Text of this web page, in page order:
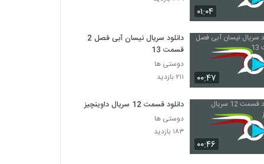
قسمت چهاردهم ممنوعه (online) قانونی'
۵۰۶ بازدید
دانلود قسمت هفتم فصل دوم سریال ممنوعه
ممنوعه (online)
۱۸۸ بازدید
۰۱:۰۴
۰۰:۴۷
دانلود سریال نیسان آبی فصل 2
قسمت 13
دوستی ها
۲۱۱ بازدید
۰۰:۴۶
دانلود قسمت 12 سریال داوینچیز
دوستی ها
۱۸۳ بازدید